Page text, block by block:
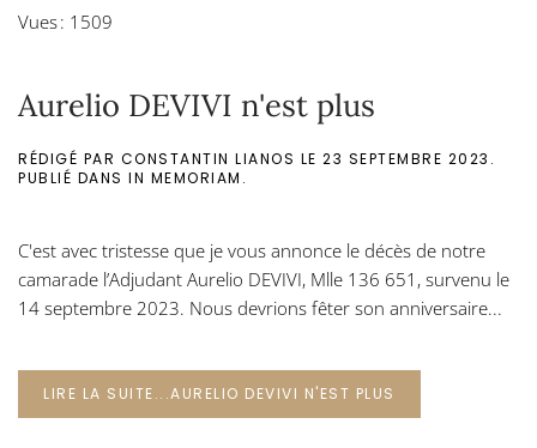
Vues : 1509
Aurelio DEVIVI n'est plus
RÉDIGÉ PAR CONSTANTIN LIANOS LE 23 SEPTEMBRE 2023 .
PUBLIÉ DANS IN MEMORIAM .
C'est avec tristesse que je vous annonce le décès de notre
camarade l’Adjudant Aurelio DEVIVI, Mlle 136 651, survenu le
14 septembre 2023. Nous devrions fêter son anniversaire...
LIRE LA SUITE...AURELIO DEVIVI N'EST PLUS